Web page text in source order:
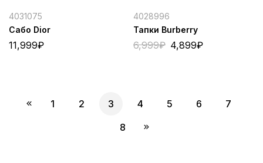
4031075
Сабо Dior
11,999₽
4028996
Тапки Burberry
6,999₽ 4,899₽
1 2 3 4 5 6
7
8